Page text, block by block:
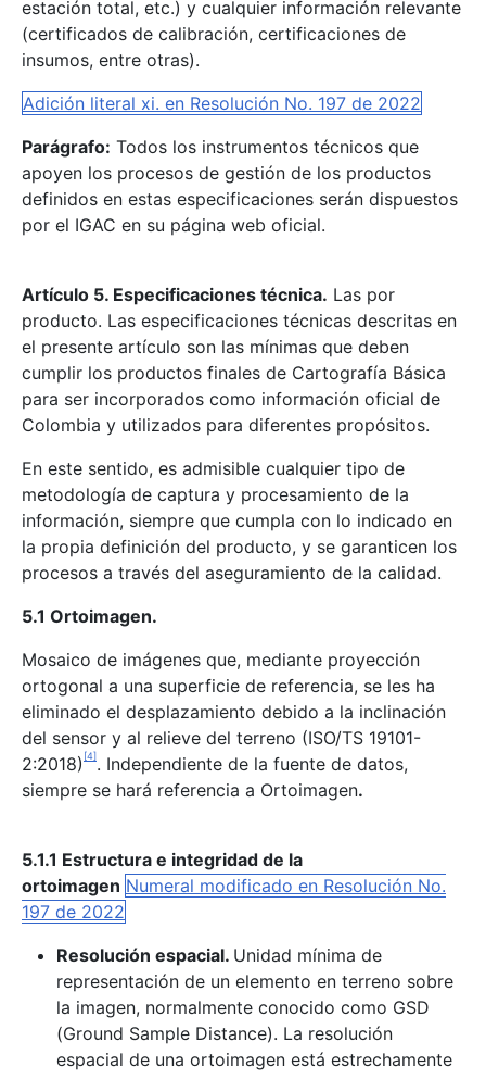
estación total, etc.) y cualquier información relevante
(certificados de calibración, certificaciones de
insumos, entre otras).
Adición literal xi. en Resolución No. 197 de 2022
Parágrafo: Todos los instrumentos técnicos que
apoyen los procesos de gestión de los productos
definidos en estas especificaciones serán dispuestos
por el IGAC en su página web oficial.
Artículo 5. Especificaciones técnica. Las por
producto. Las especificaciones técnicas descritas en
el presente artículo son las mínimas que deben
cumplir los productos finales de Cartografía Básica
para ser incorporados como información oficial de
Colombia y utilizados para diferentes propósitos.
En este sentido, es admisible cualquier tipo de
metodología de captura y procesamiento de la
información, siempre que cumpla con lo indicado en
la propia definición del producto, y se garanticen los
procesos a través del aseguramiento de la calidad.
5.1 Ortoimagen.
Mosaico de imágenes que, mediante proyección
ortogonal a una superficie de referencia, se les ha
eliminado el desplazamiento debido a la inclinación
del sensor y al relieve del terreno (ISO/TS 19101-
2:2018) [4]. Independiente de la fuente de datos,
siempre se hará referencia a Ortoimagen.
5.1.1 Estructura e integridad de la
ortoimagen Numeral modificado en Resolución No.
197 de 2022
Resolución espacial. Unidad mínima de
representación de un elemento en terreno sobre
la imagen, normalmente conocido como GSD
(Ground Sample Distance). La resolución
espacial de una ortoimagen está estrechamente